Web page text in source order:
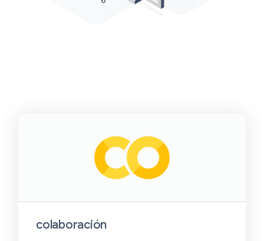
colaboración